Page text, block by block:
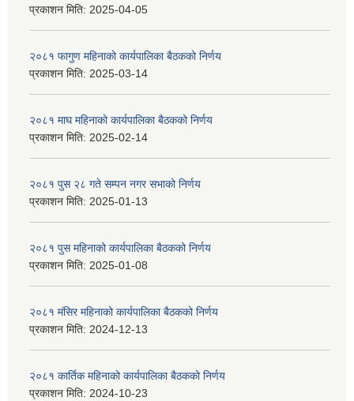
प्रकाशन मिति: 2025-04-05
२०८१ फागुण महिनाको कार्यपालिका बैठकको निर्णय
प्रकाशन मिति: 2025-03-14
२०८१ माघ महिनाको कार्यपालिका बैठकको निर्णय
प्रकाशन मिति: 2025-02-14
२०८१ पुस २८ गते सम्प‍न नगर सभाको निर्णय
प्रकाशन मिति: 2025-01-13
२०८१ पुस महिनाको कार्यपालिका बैठकको निर्णय
प्रकाशन मिति: 2025-01-08
२०८१ मंसिर महिनाको कार्यपालिका बैठकको निर्णय
प्रकाशन मिति: 2024-12-13
२०८१ कार्तिक महिनाको कार्यपालिका बैठकको निर्णय
प्रकाशन मिति: 2024-10-23